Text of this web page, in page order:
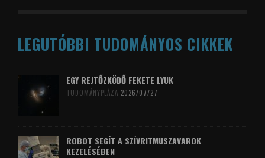
LEGUTÓBBI TUDOMÁNYOS CIKKEK
EGY REJTŐZKÖDŐ FEKETE LYUK
TUDOMÁNYPLÁZA 2026/07/27
ROBOT SEGÍT A SZÍVRITMUSZAVAROK
KEZELÉSÉBEN